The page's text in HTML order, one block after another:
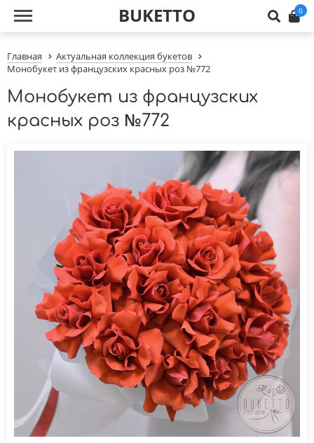
BUKETTO 0
Главная
Актуальная коллекция букетов
Монобукет из французских красных роз №772
Монобукет из французских
красных роз №772